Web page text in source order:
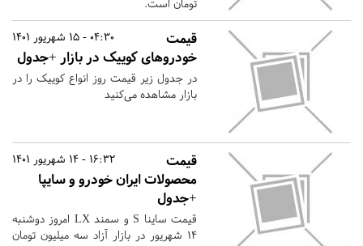
تومان است.
04:30 - 15 شهریور 1401
قیمت
خودروهای کوییک در بازار +جدول
در جدول زیر قیمت روز انواع کوییک را در
بازار مشاهده می‌کنید
16:32 - 14 شهریور 1401
قیمت
محصولات ایران خودرو و سایپا
+جدول
قیمت ساینا S و سمند LX امروز دوشنبه
۱۴ شهریور در بازار آزاد سه میلیون تومان